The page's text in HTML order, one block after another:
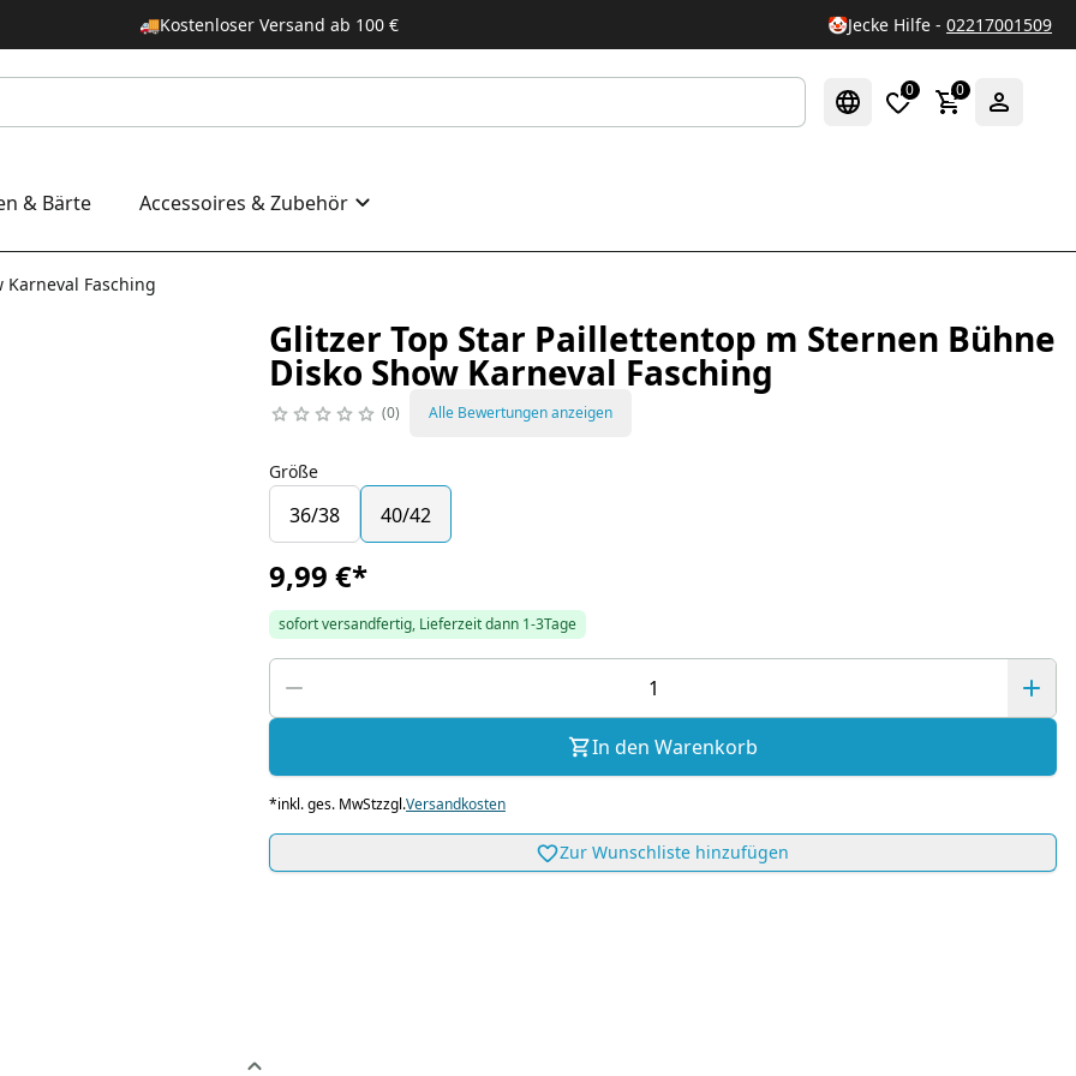
🚚Kostenloser Versand ab 100 € 🤡Jecke Hilfe -02217001509
0 0
& Bärte Accessoires & Zubehör
Karneval Fasching
Glitzer Top Star Paillettentop m Sternen Bühne
Disko Show Karneval Fasching
0 Alle Bewertungen anzeigen
Größe
36/38 40/42
9,99 €*
sofort versandfertig, Lieferzeit dann 1-3Tage
In den Warenkorb
*inkl. ges. MwStzzgl.Versandkosten
Zur Wunschliste hinzufügen